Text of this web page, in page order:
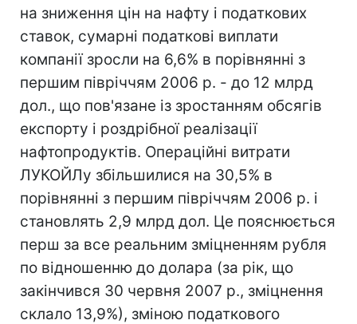
на зниження цін на нафту і податкових
ставок, сумарні податкові виплати
компанії зросли на 6,6% в порівнянні з
першим півріччям 2006 р. - до 12 млрд
дол., що пов'язане із зростанням обсягів
експорту і роздрібної реалізації
нафтопродуктів. Операційні витрати
ЛУКОЙЛу збільшилися на 30,5% в
порівнянні з першим півріччям 2006 р. і
становлять 2,9 млрд дол. Це пояснюється
перш за все реальним зміцненням рубля
по відношенню до долара (за рік, що
закінчився 30 червня 2007 р., зміцнення
склало 13,9%), зміною податкового